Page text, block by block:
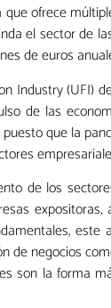
ofrece
el sector de
de euros
Industry (UFI)
de las
que la
de los
este
de negocios
son la forma